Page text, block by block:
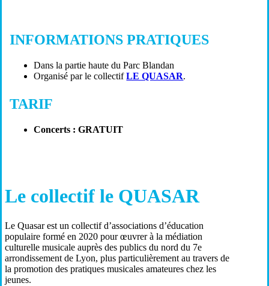
INFORMATIONS PRATIQUES
Dans la partie haute du Parc Blandan
Organisé par le collectifLE QUASAR.
TARIF
Concerts : GRATUIT
Le collectif le QUASAR
Le Quasar est un collectif d’associations d’éducation
populaire formé en 2020 pour œuvrer à la médiation
culturelle musicale auprès des publics du nord du 7e
arrondissement de Lyon, plus particulièrement au travers de
la promotion des pratiques musicales amateures chez les
jeunes.